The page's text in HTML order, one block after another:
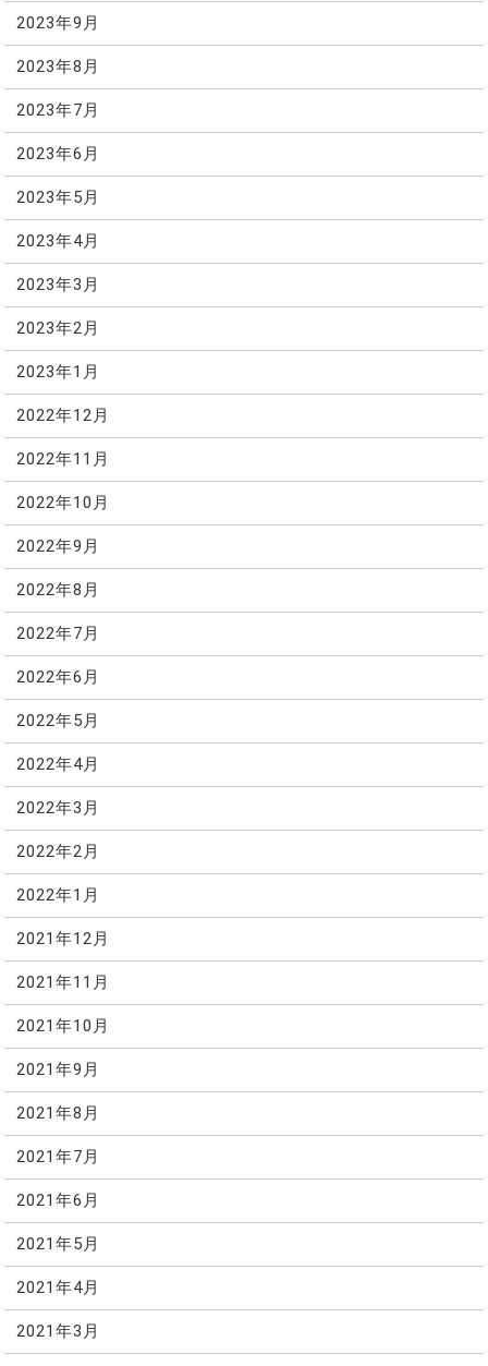
2023年9月
2023年8月
2023年7月
2023年6月
2023年5月
2023年4月
2023年3月
2023年2月
2023年1月
2022年12月
2022年11月
2022年10月
2022年9月
2022年8月
2022年7月
2022年6月
2022年5月
2022年4月
2022年3月
2022年2月
2022年1月
2021年12月
2021年11月
2021年10月
2021年9月
2021年8月
2021年7月
2021年6月
2021年5月
2021年4月
2021年3月